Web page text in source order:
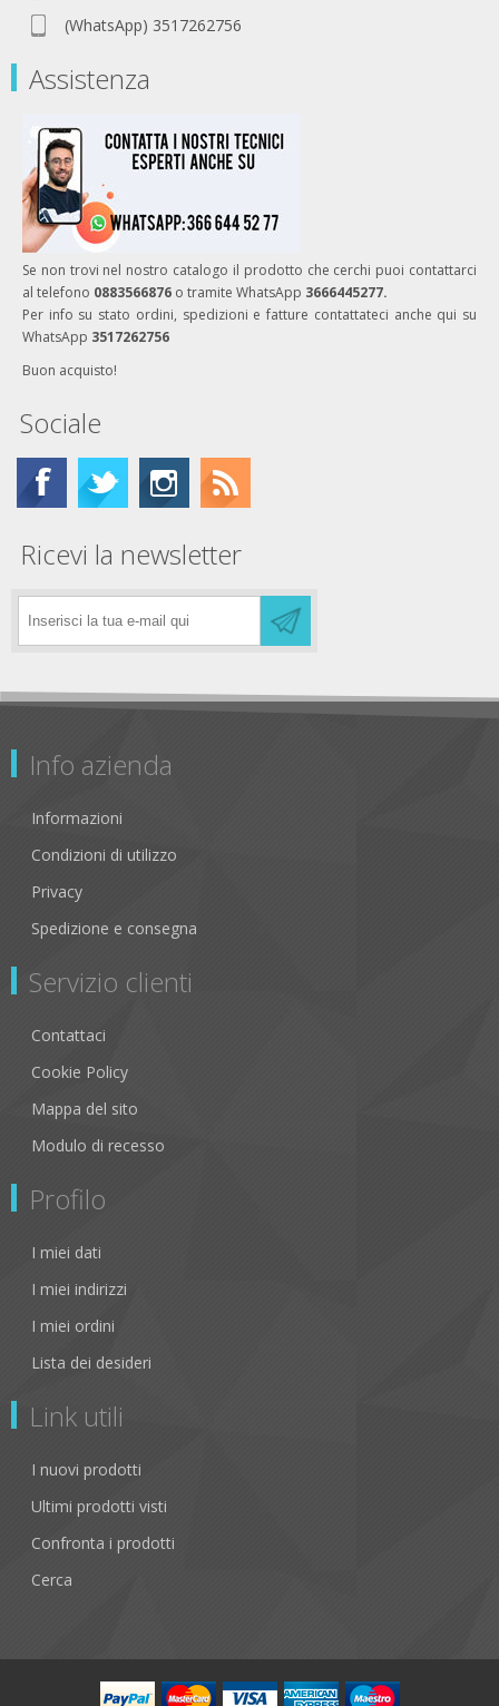
(WhatsApp) 3517262756
Assistenza
Se non trovi nel nostro catalogo il prodotto che cerchi puoi contattarci
al telefono 0883566876 o tramite WhatsApp 3666445277.
Per info su stato ordini, spedizioni e fatture contattateci anche qui su
WhatsApp 3517262756
Buon acquisto!
Sociale
Ricevi la newsletter
Info azienda
Informazioni
Condizioni di utilizzo
Privacy
Spedizione e consegna
Servizio clienti
Contattaci
Cookie Policy
Mappa del sito
Modulo di recesso
Profilo
I miei dati
I miei indirizzi
I miei ordini
Lista dei desideri
Link utili
I nuovi prodotti
Ultimi prodotti visti
Confronta i prodotti
Cerca